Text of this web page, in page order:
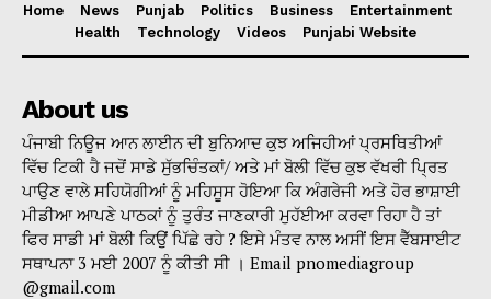
Home News Punjab Politics Business
Entertainment
Health
Technology Videos Punjabi Website
About us
ਪੰਜਾਬੀ ਨਿਊਜ ਆਨ ਲਾਈਨ ਦੀ ਬੁਨਿਆਦ ਕੁਝ ਅਜਿਹੀਆਂ ਪ੍ਰਸਥਿਤੀਆਂ
ਵਿੱਚ ਟਿਕੀ ਹੈ ਜਦੋਂ ਸਾਡੇ ਸੁੱਭਚਿੰਤਕਾਂ/ ਅਤੇ ਮਾਂ ਬੋਲੀ ਵਿੱਚ ਕੁਝ ਵੱਖਰੀ ਪ੍ਰਿਤ
ਪਾਉਣ ਵਾਲੇ ਸਹਿਯੋਗੀਆਂ ਨੂੰ ਮਹਿਸੂਸ ਹੋਇਆ ਕਿ ਅੰਗਰੇਜੀ ਅਤੇ ਹੋਰ ਭਾਸ਼ਾਈ
ਮੀਡੀਆ ਆਪਣੇ ਪਾਠਕਾਂ ਨੂੰ ਤੁਰੰਤ ਜਾਣਕਾਰੀ ਮੁਹੱਈਆ ਕਰਵਾ ਰਿਹਾ ਹੈ ਤਾਂ
ਫਿਰ ਸਾਡੀ ਮਾਂ ਬੋਲੀ ਕਿਉਂ ਪਿੱਛੇ ਰਹੇ ? ਇਸੇ ਮੰਤਵ ਨਾਲ ਅਸੀਂ ਇਸ ਵੈੱਬਸਾਈਟ
ਸਥਾਪਨਾ 3 ਮਈ 2007 ਨੂੰ ਕੀਤੀ ਸੀ । Email pnomediagroup
@gmail.com